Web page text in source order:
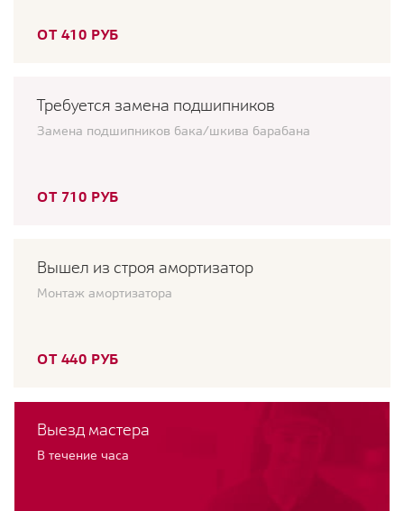
ОТ 410 РУБ
Требуется замена подшипников
Замена подшипников бака/шкива барабана
ОТ 710 РУБ
Вышел из строя амортизатор
Монтаж амортизатора
ОТ 440 РУБ
Выезд мастера
В течение часа